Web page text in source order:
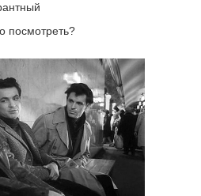
посмотреть?